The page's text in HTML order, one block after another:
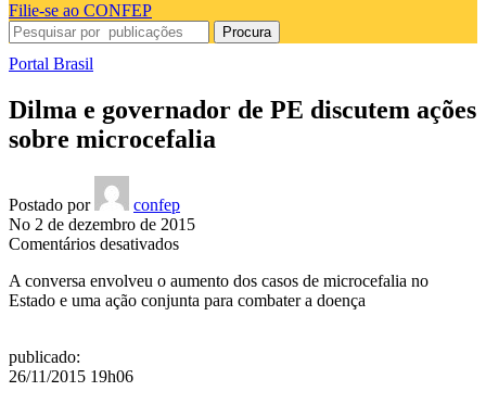
Filie-se ao CONFEP
Procura
Portal Brasil
Dilma e governador de PE discutem ações
sobre microcefalia
Postado por
confep
No 2 de dezembro de 2015
Comentários desativadosem
e
governador
A conversa envolveu o aumento dos casos de microcefalia no
Estado e uma ação conjunta para combater a doença
publicado:
26/11/2015 19h06